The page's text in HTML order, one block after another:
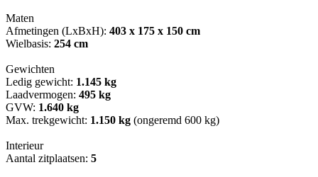
Maten
Afmetingen (LxBxH): 403 x 175 x 150 cm
Wielbasis: 254 cm
Gewichten
Ledig gewicht: 1.145 kg
Laadvermogen: 495 kg
GVW: 1.640 kg
Max. trekgewicht: 1.150 kg (ongeremd 600 kg)
Interieur
Aantal zitplaatsen: 5